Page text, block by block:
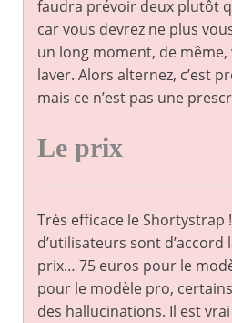
faudra prévoir deux plutôt
car vous devrez ne plus
un long moment, de même,
laver. Alors alternez, c’est
mais ce n’est pas une
Le prix
Très efficace le Shortystrap
d’utilisateurs sont d’accord
prix… 75 euros pour le
pour le modèle pro,
des hallucinations. Il est